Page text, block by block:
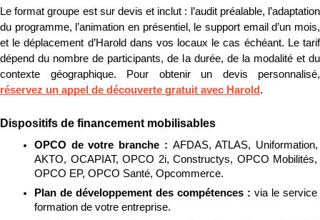
Le format groupe est sur devis et inclut : l’audit préalable, l’adaptation
du programme, l’animation en présentiel, le support email d’un mois,
et le déplacement d’Harold dans vos locaux le cas échéant. Le tarif
dépend du nombre de participants, de la durée, de la modalité et du
réservez un appel de découverte gratuit avec Harold.
Dispositifs de financement mobilisables
OPCO de votre branche : AFDAS, ATLAS, Uniformation,
AKTO, OCAPIAT, OPCO 2i, Constructys, OPCO Mobilités,
OPCO EP, OPCO Santé, Opcommerce.
Plan de développement des compétences : via le service
formation de votre entreprise.